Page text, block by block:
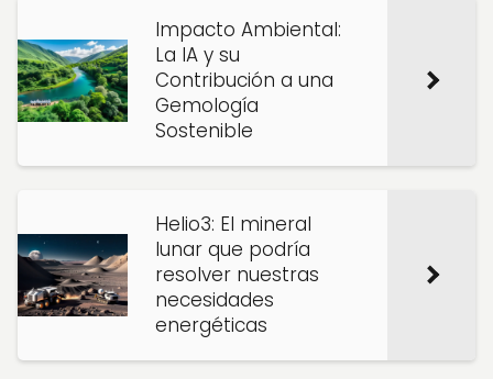
Impacto Ambiental:
La IA y su
Contribución a una
Gemología
Sostenible
Helio3: El mineral
lunar que podría
resolver nuestras
necesidades
energéticas